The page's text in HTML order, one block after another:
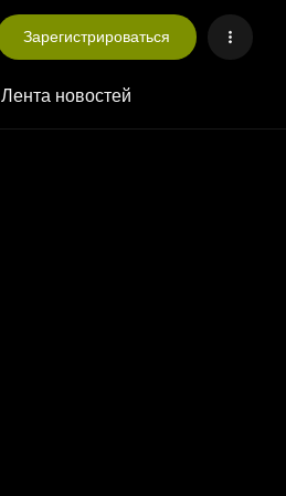
Зарегистрироваться
Лента новостей